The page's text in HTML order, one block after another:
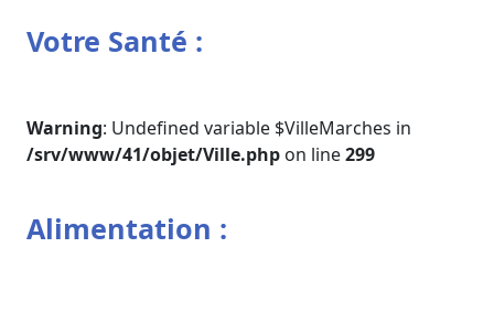
Votre Santé :
Warning: Undefined variable $VilleMarches in
/srv/www/41/objet/Ville.php on line299
Alimentation :